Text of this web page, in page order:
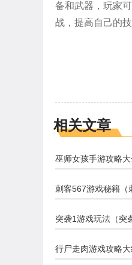
备和武器，玩家
战，提高自己的
相关文章
巫师女孩手游攻略
刺客567游戏秘籍（
突袭1游戏玩法（突
行尸走肉游戏攻略